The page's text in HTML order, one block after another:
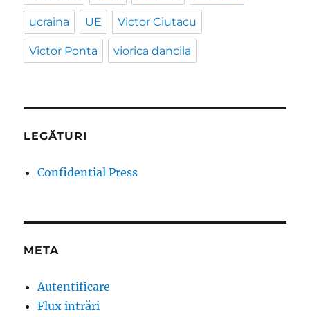
ucraina UE Victor Ciutacu
Victor Ponta viorica dancila
LEGĂTURI
Confidential Press
META
Autentificare
Flux intrări